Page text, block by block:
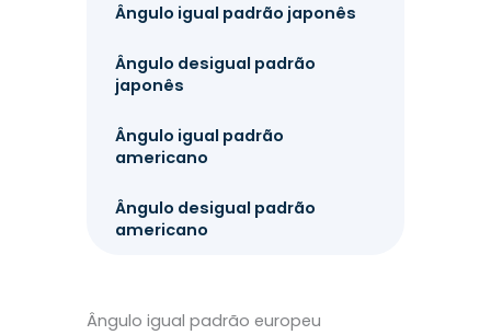
Ângulo igual padrão japonês
Ângulo desigual padrão
japonês
Ângulo igual padrão
americano
Ângulo desigual padrão
americano
Ângulo igual padrão europeu